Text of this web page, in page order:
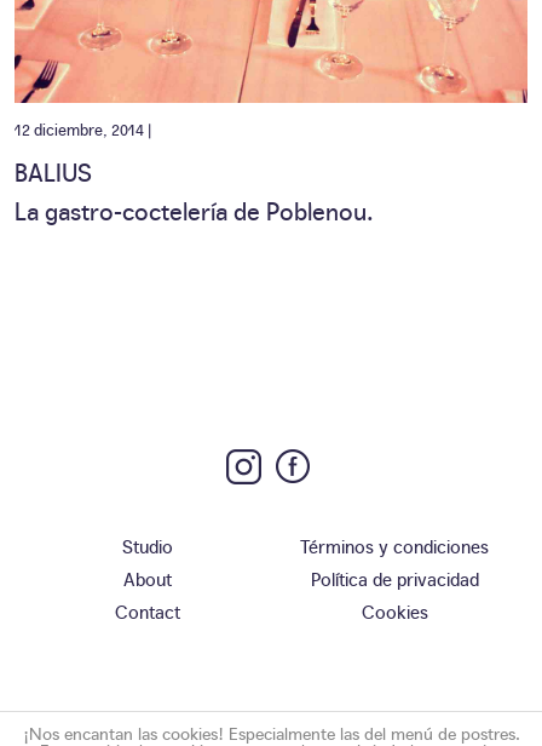
12 diciembre, 2014 |
BALIUS
La gastro-coctelería de Poblenou.
Studio
About
Contact
Términos y condiciones
Política de privacidad
Cookies
¡Nos encantan las cookies! Especialmente las del menú de postres.